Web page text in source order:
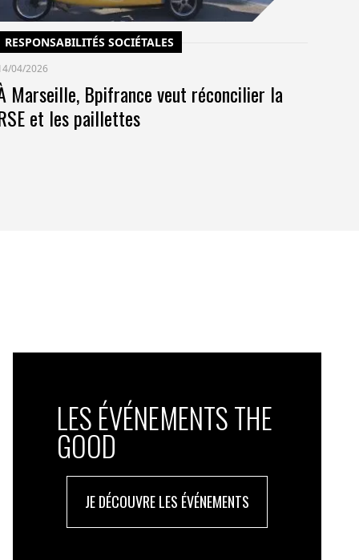
RESPONSABILITÉS SOCIÉTALES
04/2026
Marseille, Bpifrance veut réconcilier la
et les paillettes
LES ÉVÉNEMENTS THE
GOOD
JE DÉCOUVRE LES ÉVÉNEMENTS